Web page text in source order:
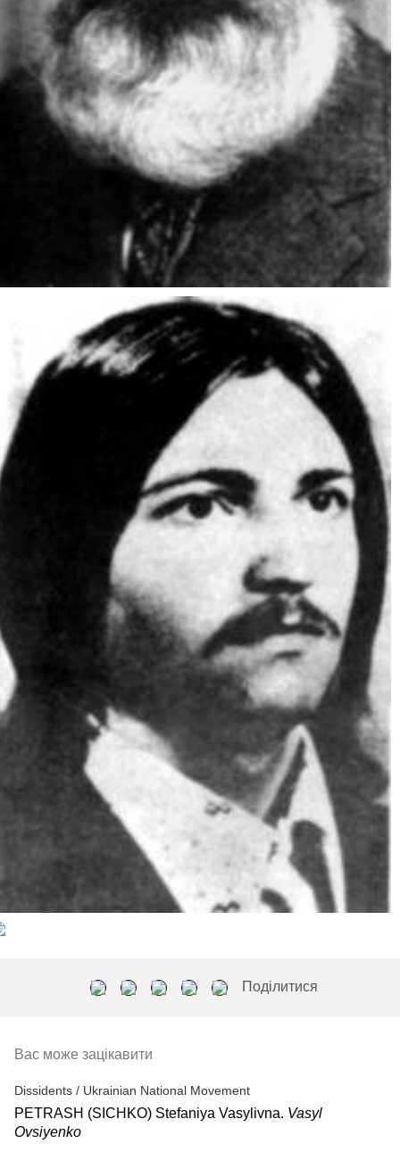
Поділитися
Вас може зацікавити
Dissidents / Ukrainian National Movement
PETRASH (SICHKO) Stefaniya Vasylivna. Vasyl
Ovsiyenko